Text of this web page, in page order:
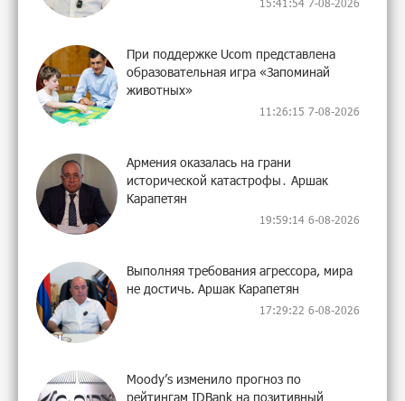
15:41:54 7-08-2026
При поддержке Ucom представлена
образовательная игра «Запоминай
животных»
11:26:15 7-08-2026
Армения оказалась на грани
исторической катастрофы․ Аршак
Карапетян
19:59:14 6-08-2026
Выполняя требования агрессора, мира
не достичь. Аршак Карапетян
17:29:22 6-08-2026
Moody’s изменило прогноз по
рейтингам IDBank на позитивный